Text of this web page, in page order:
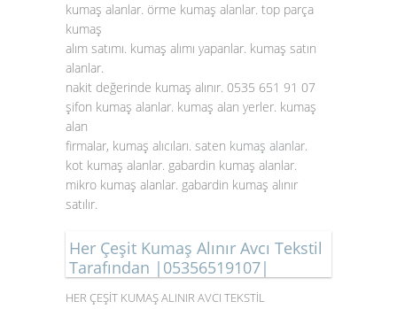
kumaş alanlar. örme kumaş alanlar. top parça
kumaş
alım satımı. kumaş alımı yapanlar. kumaş satın
alanlar.
nakit değerinde kumaş alınır. 0535 651 91 07
şifon kumaş alanlar. kumaş alan yerler. kumaş
alan
firmalar, kumaş alıcıları. saten kumaş alanlar.
kot kumaş alanlar. gabardin kumaş alanlar.
mikro kumaş alanlar. gabardin kumaş alınır
satılır.
Her Çeşit Kumaş Alınır Avcı Tekstil
Tarafından |05356519107|
HER ÇEŞİT KUMAŞ ALINIR AVCI TEKSTİL